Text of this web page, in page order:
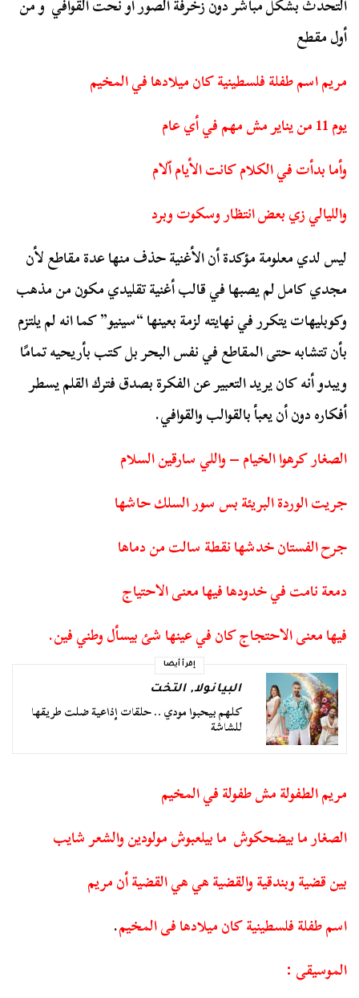
التحدث بشكل مباشر دون زخرفة الصور أو نحت القوافي و من
أول مقطع
مريم اسم طفلة فلسطينية كان ميلادها في المخيم
يوم 11 من يناير مش مهم في أي عام
وأما بدأت في الكلام كانت الأيام اّلام
والليالي زي بعض انتظار وسكوت وبرد
ليس لدي معلومة مؤكدة أن الأغنية حذف منها عدة مقاطع لأن
مجدي كامل لم يصبها في قالب أغنية تقليدي مكون من مذهب
وكوبليهات يتكرر في نهايته لزمة بعينها “سينيو” كما انه لم يلتزم
بأن تتشابه حتى المقاطع في نفس البحر بل كتب بأريحيه تمامًا
ويبدو أنه كان يريد التعبير عن الفكرة بصدق فترك القلم يسطر
أفكاره دون أن يعبأ بالقوالب والقوافي.
الصغار كرهوا الخيام – واللي سارقين السلام
جريت الوردة البريئة بس سور السلك حاشها
جرح الفستان خدشها نقطة سالت من دماها
دمعة نامت في خدودها فيها معنى الاحتياج
فيها معنى الاحتجاج كان في عينها شئ بيسأل وطني فين.
إقرأ أيضا
البيانولا,التخت
كلهم بيحبوا مودي .. حلقات إذاعية ضلت طريقها
للشاشة
مريم الطفولة مش طفولة في المخيم
الصغار ما بيضحكوش ما بيلعبوش مولودين والشعر شايب
بين قضية وبندقية والقضية هي هي القضية أن مريم
اسم طفلة فلسطينية كان ميلادها فى المخيم.
الموسيقى :